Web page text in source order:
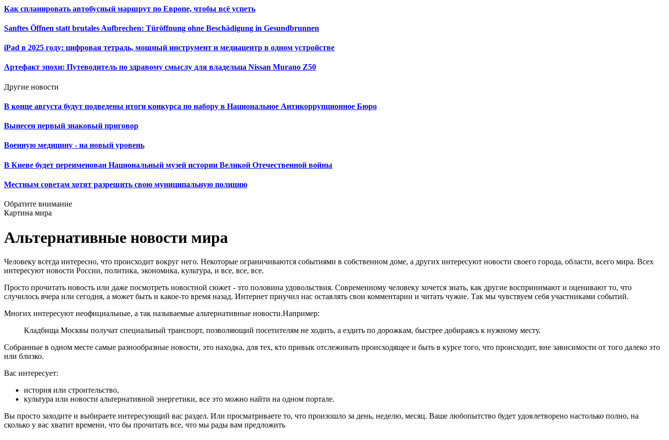
Как спланировать автобусный маршрут по Европе, чтобы всё успеть
Sanftes Öffnen statt brutales Aufbrechen: Türöffnung ohne Beschädigung in Gesundbrunnen
iPad в 2025 году: цифровая тетрадь, мощный инструмент и медиацентр в одном устройстве
Артефакт эпохи: Путеводитель по здравому смыслу для владельца Nissan Murano Z50
Другие новости
В конце августа будут подведены итоги конкурса по набору в Национальное Антикоррупционное Бюро
Вынесен первый знаковый приговор
Военную медицину - на новый уровень
В Киеве будет переименован Национальный музей истории Великой Отечественной войны
Местным советам хотят разрешить свою муниципальную полицию
Обратите внимание
Картина мира
Альтернативные новости мира
Человеку всегда интересно, что происходит вокруг него. Некоторые ограничиваются событиями в собственном доме, а других интересуют новости своего города, области, всего мира. Всех
интересуют новости России, политика, экономика, культура, и все, все, все.
Просто прочитать новость или даже посмотреть новостной сюжет - это половина удовольствия. Современному человеку хочется знать, как другие воспринимают и оценивают то, что
случилось вчера или сегодня, а может быть и какое-то время назад. Интернет приучил нас оставлять свои комментарии и читать чужие. Так мы чувствуем себя участниками событий.
Многих интересуют неофициальные, а так называемые альтернативные новости.Например:
Кладбища Москвы получат специальный транспорт, позволяющий посетителям не ходить, а ездить по дорожкам, быстрее добираясь к нужному месту.
Собранные в одном месте самые разнообразные новости, это находка, для тех, кто привык отслеживать происходящее и быть в курсе того, что происходит, вне зависимости от того далеко это
или близко.
Вас интересует:
история или строительство,
культура или новости альтернативной энергетики, все это можно найти на одном портале.
Вы просто заходите и выбираете интересующий вас раздел. Или просматриваете то, что произошло за день, неделю, месяц. Ваше любопытство будет удовлетворено настолько полно, на
сколько у вас хватит времени, что бы прочитать все, что мы рады вам предложить